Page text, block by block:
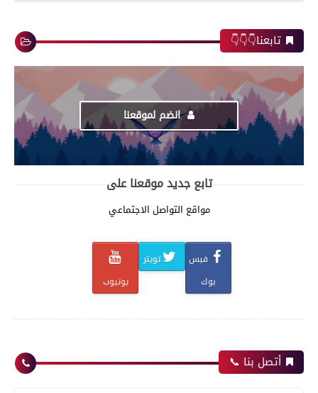
تابعنا👇👇👇
انضم لموقعنا
تابع جديد موقعنا على
مواقع التواصل الاجتماعي
فيس
بوك
تويتر
يوتيوب
أتصل بنا 📞